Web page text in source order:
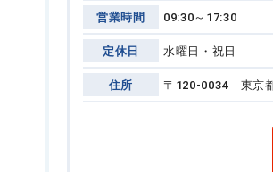
営業時間 09:30～17:30
定休日 水曜日・祝日
住所 〒120-0034 東京